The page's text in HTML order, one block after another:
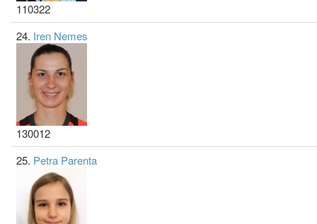
110322
24. Iren Nemes
130012
25. Petra Parenta